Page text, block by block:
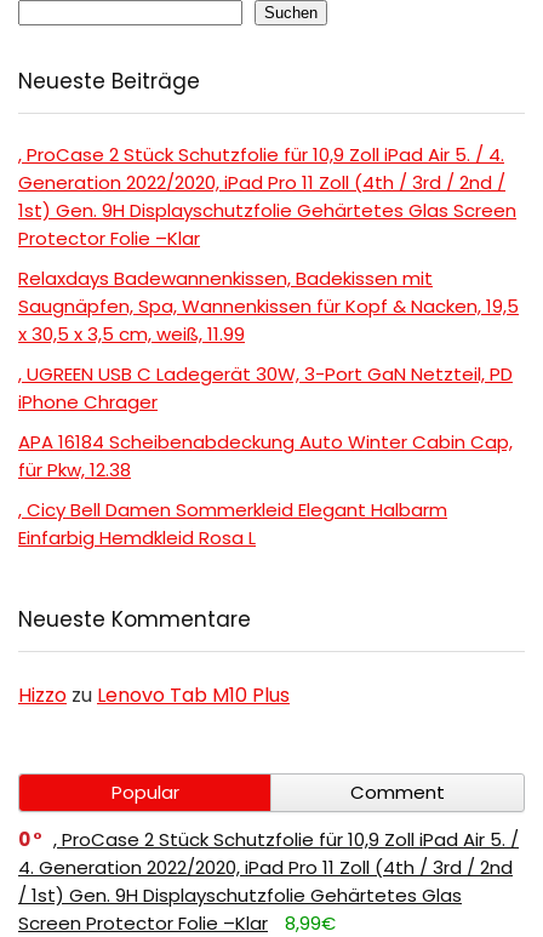
Suchen
Neueste Beiträge
, ProCase 2 Stück Schutzfolie für 10,9 Zoll iPad Air 5. / 4.
Generation 2022/2020, iPad Pro 11 Zoll (4th / 3rd / 2nd /
1st) Gen. 9H Displayschutzfolie Gehärtetes Glas Screen
Protector Folie –Klar
Relaxdays Badewannenkissen, Badekissen mit
Saugnäpfen, Spa, Wannenkissen für Kopf & Nacken, 19,5
x 30,5 x 3,5 cm, weiß, 11.99
, UGREEN USB C Ladegerät 30W, 3-Port GaN Netzteil, PD
iPhone Chrager
APA 16184 Scheibenabdeckung Auto Winter Cabin Cap,
für Pkw, 12.38
, Cicy Bell Damen Sommerkleid Elegant Halbarm
Einfarbig Hemdkleid Rosa L
Neueste Kommentare
Hizzo zu Lenovo Tab M10 Plus
Popular
Comment
0
, ProCase 2 Stück Schutzfolie für 10,9 Zoll iPad Air 5. /
4. Generation 2022/2020, iPad Pro 11 Zoll (4th / 3rd / 2nd
/ 1st) Gen. 9H Displayschutzfolie Gehärtetes Glas
Screen Protector Folie –Klar
8,99€